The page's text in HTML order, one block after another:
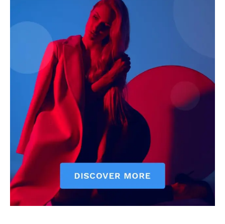
AIN NEWS 1
Contact Us
About Us
Privacy Policy
Terms of Use Agreement
Facebook
X WhatsApp
Share